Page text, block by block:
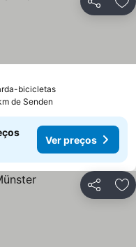
Partilhar
bicicletas
de Senden
Ver preços
Partilhar